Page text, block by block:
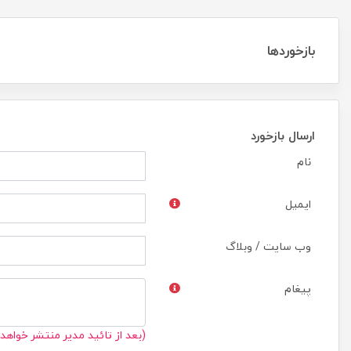
بازخوردها
ارسال بازخورد
نام
ایمیل
وب سایت / وبلاگ
پیغام
(بعد از تائید مدیر منتشر